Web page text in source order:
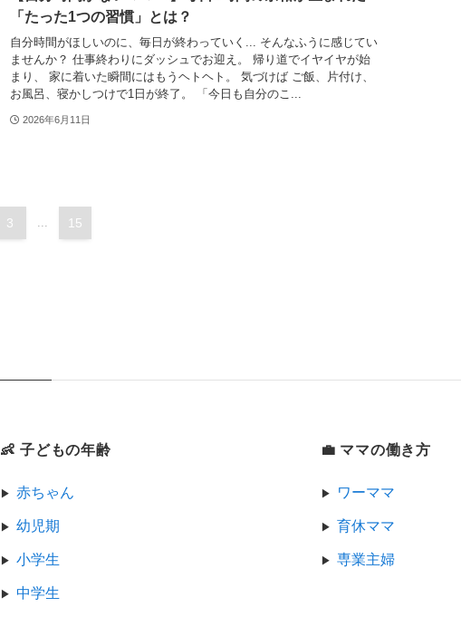
「たった1つの習慣」とは？
自分時間がほしいのに、毎日が終わっていく... そんなふうに感じてい
ませんか？ 仕事終わりにダッシュでお迎え。 帰り道でイヤイヤが始
まり、 家に着いた瞬間にはもうヘトヘト。 気づけば ご飯、片付け、
お風呂、寝かしつけで1日が終了。 「今日も自分のこ...
2026年6月11日
3 15
👶 子どもの年齢
赤ちゃん
幼児期
小学生
中学生
💼 ママの働き方
ワーママ
育休ママ
専業主婦